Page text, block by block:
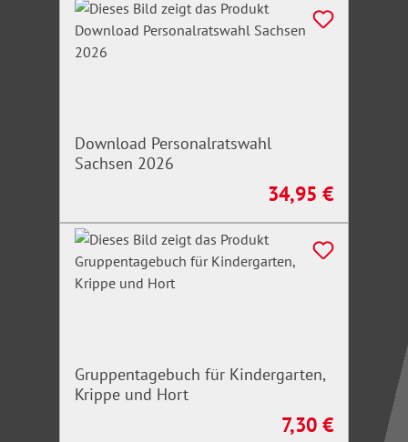
Download Personalratswahl
Sachsen 2026
Regulärer Preis:
34,95 €
Gruppentagebuch für Kindergarten,
Krippe und Hort
Regulärer Preis:
7,30 €